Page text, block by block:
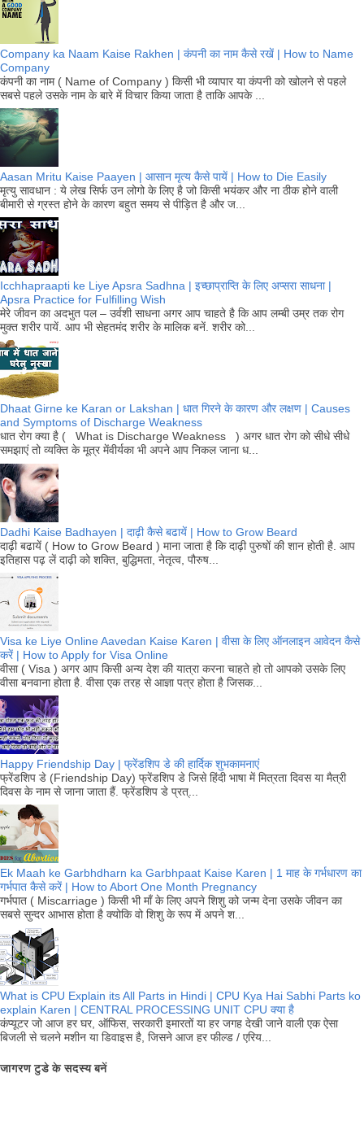
Company ka Naam Kaise Rakhen | कंपनी का नाम कैसे रखें | How to Name
Company
कंपनी का नाम ( Name of Company ) किसी भी व्यापार या कंपनी को खोलने से पहले
सबसे पहले उसके नाम के बारे में विचार किया जाता है ताकि आपके ...
Aasan Mritu Kaise Paayen | आसान मृत्य कैसे पायें | How to Die Easily
मृत्यु सावधान : ये लेख सिर्फ उन लोगो के लिए है जो किसी भयंकर और ना ठीक होने वाली
बीमारी से ग्रस्त होने के कारण बहुत समय से पीड़ित है और ज...
Icchhapraapti ke Liye Apsra Sadhna | इच्छाप्राप्ति के लिए अप्सरा साधना |
Apsra Practice for Fulfilling Wish
मेरे जीवन का अदभुत पल – उर्वशी साधना अगर आप चाहते है कि आप लम्बी उम्र तक रोग
मुक्त शरीर पायें. आप भी सेहतमंद शरीर के मालिक बनें. शरीर को...
Dhaat Girne ke Karan or Lakshan | धात गिरने के कारण और लक्षण | Causes
and Symptoms of Discharge Weakness
धात रोग क्या है ( What is Discharge Weakness ) अगर धात रोग को सीधे सीधे
समझाएं तो व्यक्ति के मूत्र मेंवीर्यका भी अपने आप निकल जाना ध...
Dadhi Kaise Badhayen | दाढ़ी कैसे बढायें | How to Grow Beard
दाढ़ी बढायें ( How to Grow Beard ) माना जाता है कि दाढ़ी पुरुषों की शान होती है. आप
इतिहास पढ़ लें दाढ़ी को शक्ति, बुद्धिमता, नेतृत्व, पौरुष...
Visa ke Liye Online Aavedan Kaise Karen | वीसा के लिए ऑनलाइन आवेदन कैसे
करें | How to Apply for Visa Online
वीसा ( Visa ) अगर आप किसी अन्य देश की यात्रा करना चाहते हो तो आपको उसके लिए
वीसा बनवाना होता है. वीसा एक तरह से आज्ञा पत्र होता है जिसक...
Happy Friendship Day | फ्रेंडशिप डे की हार्दिक शुभकामनाएं
फ्रेंडशिप डे (Friendship Day) फ्रेंडशिप डे जिसे हिंदी भाषा में मित्रता दिवस या मैत्री
दिवस के नाम से जाना जाता हैं. फ्रेंडशिप डे प्रत्...
Ek Maah ke Garbhdharn ka Garbhpaat Kaise Karen | 1 माह के गर्भधारण का
गर्भपात कैसे करें | How to Abort One Month Pregnancy
गर्भपात ( Miscarriage ) किसी भी माँ के लिए अपने शिशु को जन्म देना उसके जीवन का
सबसे सुन्दर आभास होता है क्योकि वो शिशु के रूप में अपने श...
What is CPU Explain its All Parts in Hindi | CPU Kya Hai Sabhi Parts ko
explain Karen | CENTRAL PROCESSING UNIT CPU क्या है
कंप्यूटर जो आज हर घर, ऑफिस, सरकारी इमारतों या हर जगह देखी जाने वाली एक ऐसा
बिजली से चलने मशीन या डिवाइस है, जिसने आज हर फील्ड / एरिय...
जागरण टुडे के सदस्य बनें